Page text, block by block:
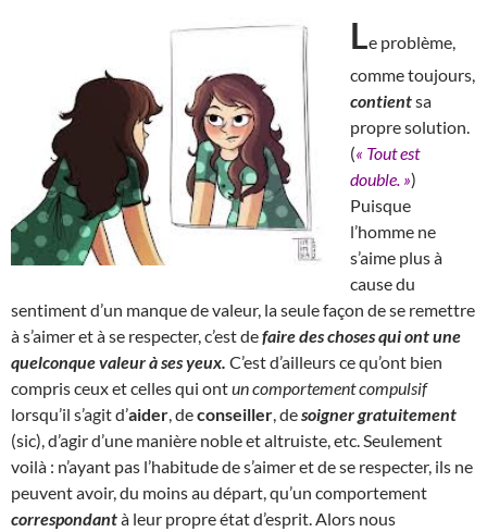
Le problème,
comme toujours,
contientsa
propre solution.
(« Tout est
double. »)
Puisque
l’homme ne
s’aime plus à
cause du
sentiment d’un manque de valeur, la seule façon de se remettre
à s’aimer et à se respecter, c’est defaire des choses qui ont une
quelconque valeur à ses yeux. C’est d’ailleurs ce qu’ont bien
compris ceux et celles qui ontun comportement compulsif
lorsqu’il s’agit d’aider , deconseiller , desoigner gratuitement
(sic), d’agir d’une manière noble et altruiste, etc. Seulement
voilà : n’ayant pas l’habitude de s’aimer et de se respecter, ils ne
peuvent avoir, du moins au départ, qu’un comportement
correspondantà leur propre état d’esprit. Alors nous